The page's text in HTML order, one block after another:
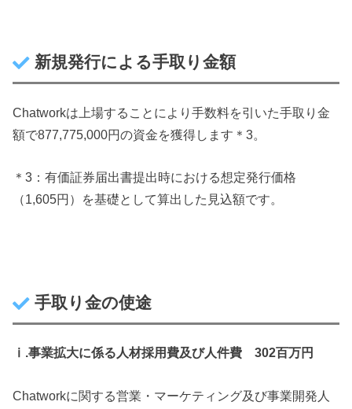
新規発行による手取り金額
Chatworkは上場することにより手数料を引いた手取り金
額で877,775,000円の資金を獲得します＊3。
＊3：有価証券届出書提出時における想定発行価格
（1,605円）を基礎として算出した見込額です。
手取り金の使途
ⅰ.事業拡大に係る人材採用費及び人件費 302百万円
Chatworkに関する営業・マーケティング及び事業開発人